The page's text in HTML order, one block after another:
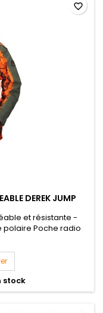
DEREK JUMP
et résistante -
Poche radio
à balles Renfort de
étanche
Repose-mains 4
microporeuse
stock
favorite_border